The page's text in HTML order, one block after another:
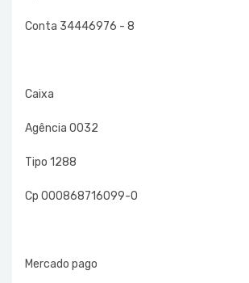
Conta 34446976 - 8
Caixa
Agência 0032
Tipo 1288
Cp 000868716099-0
Mercado pago